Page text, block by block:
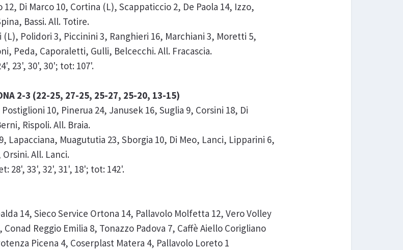
12, Di Marco 10, Cortina (L), Scappaticcio 2, De Paola 14, Izzo,
Bassi. All. Totire.
(L), Polidori 3, Piccinini 3, Ranghieri 16, Marchiani 3, Moretti 5,
Peda, Caporaletti, Gulli, Belcecchi. All. Fracascia.
23', 30', 30'; tot: 107'.
2-3 (22-25, 27-25, 25-27, 25-20, 13-15)
Postiglioni 10, Pinerua 24, Janusek 16, Suglia 9, Corsini 18, Di
Rispoli. All. Braia.
Lapacciana, Muagututia 23, Sborgia 10, Di Meo, Lanci, Lipparini 6,
All. Lanci.
28', 33', 32', 31', 18'; tot: 142'.
14, Sieco Service Ortona 14, Pallavolo Molfetta 12, Vero Volley
Reggio Emilia 8, Tonazzo Padova 7, Caffè Aiello Corigliano
Picena 4, Coserplast Matera 4, Pallavolo Loreto 1